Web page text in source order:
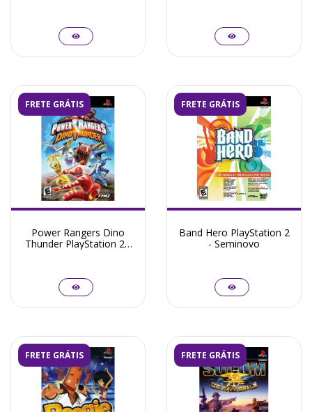
FRETE GRÁTIS
Power Rangers Dino
Thunder PlayStation 2 -
FRETE GRÁTIS
Band Hero PlayStation 2
- Seminovo
FRETE GRÁTIS FRETE GRÁTIS